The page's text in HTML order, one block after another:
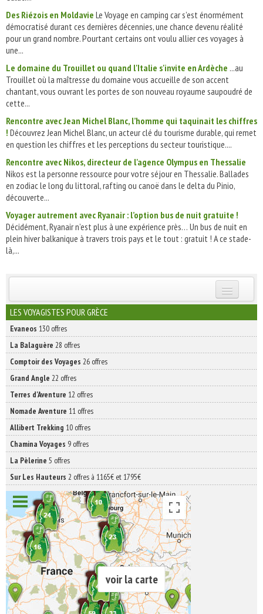
Des Riézois en Moldavie Le Voyage en camping car s’est énormément
démocratisé durant ces dernières décennies, une chance devenu réalité
pour un grand nombre. Pourtant certains ont voulu allier ces voyages à
une...
Le domaine du Trouillet ou quand l'Italie s'invite en Ardèche ...au
Trouillet où la maîtresse du domaine vous accueille de son accent
chantant, vous ouvrant les portes de son nouveau royaume saupoudré de
cette...
Rencontre avec Jean Michel Blanc, l’homme qui taquinait les chiffres
! Découvrez Jean Michel Blanc, un acteur clé du tourisme durable, qui remet
en question les chiffres et les perceptions du secteur touristique....
Rencontre avec Nikos, directeur de l'agence Olympus en Thessalie
Nikos est la personne ressource pour votre séjour en Thessalie. Ballades
en zodiac le long du littoral, rafting ou canoë dans le delta du Pinio,
découverte...
Voyager autrement avec Ryanair : l’option bus de nuit gratuite !
Décidément, Ryanair n’est plus à une expérience près… Un bus de nuit en
plein hiver balkanique à travers trois pays et le tout : gratuit ! A ce stade-
là,...
INSCRIVEZ-VOUS | ABONNEZ-VOUS
LES VOYAGISTES POUR GRÈCE
Evaneos 130 offres
La Balaguère 28 offres
Comptoir des Voyages 26 offres
Grand Angle 22 offres
Terres d'Aventure 12 offres
Nomade Aventure 11 offres
Allibert Trekking 10 offres
Chamina Voyages 9 offres
La Pèlerine 5 offres
Sur Les Hauteurs 2 offres à 1165€ et 1795€
voir la carte